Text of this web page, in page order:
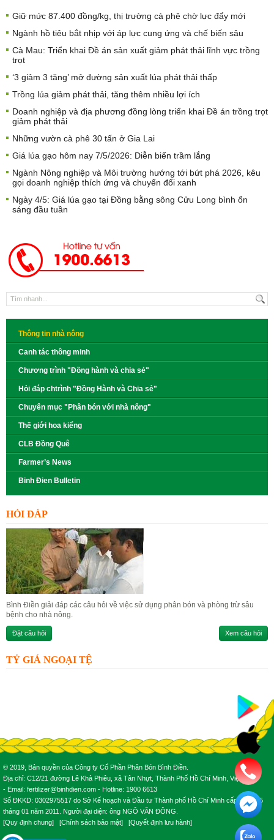
Giữ mức 87.400 đồng/kg, thị trường cà phê chờ lực đẩy mới
Ngành hồ tiêu bắt nhịp với áp lực cung ứng và chế biến sâu
Cà Mau: Triển khai Đề án sản xuất giảm phát thải lĩnh vực trồng
trọt
‘3 giảm 3 tăng’ mở đường sản xuất lúa phát thải thấp
Trồng lúa giảm phát thải, tăng thêm nhiều lợi ích
Doanh nghiệp và địa phương đồng lòng triển khai Đề án trồng trọt
giảm phát thải
Những vườn cà phê 30 tấn ở Gia Lai
Giá lúa gạo hôm nay 7/5/2026: Diễn biến trầm lắng
Ngành Nông nghiệp và Môi trường hướng tới bứt phá 2026, kêu
gọi doanh nghiệp thích ứng và chuyển đổi xanh
Ngày 4/5: Giá lúa gạo tại Đồng bằng sông Cửu Long bình ổn
sáng đầu tuần
Thông tin nhà nông
Canh tác thông minh
Chương trình "Đồng hành và chia sẻ"
Hỏi đáp chtrình "Đồng Hành và Chia sẻ"
Chuyên mục "Phân bón với nhà nông"
Thế giới hoa kiểng
CLB Đồng Quê
Farmer’s News
Binh Đien Bulletin
HỎI ĐÁP
Bình Điền giải đáp các câu hỏi về việc sử dụng phân bón và phòng trừ sâu
bệnh cho nhà nông.
Đặt câu hỏi Xem câu hỏi
TỶ GIÁ NGOẠI TỆ
© 2019, Bản quyền của Công ty Cổ Phần Phân Bón Bình Điền.
Địa chỉ: C12/21 đường Lê Khả Phiêu, xã Tân Nhựt, Thành Phố Hồ Chí Minh, Việt Nam.
- Email: fertilizer@binhdien.com - Hotline: 1900 6613
Số ĐKKD: 0302975517 do Sở Kế hoạch và Đầu tư Thành phố Hồ Chí Minh cấp ngày 25
tháng 01 năm 2011. Người đại diện: ông NGÔ VĂN ĐÔNG.
[Quy định chung] [Chính sách bảo mật] [Quyết định lưu hành]